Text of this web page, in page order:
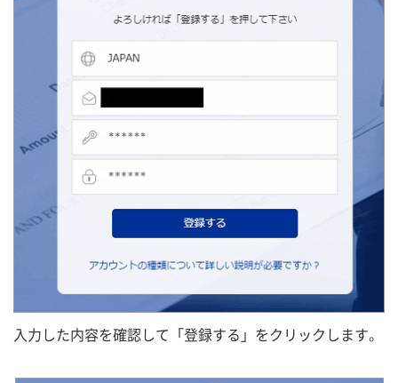
入力した内容を確認して「登録する」をクリックします。